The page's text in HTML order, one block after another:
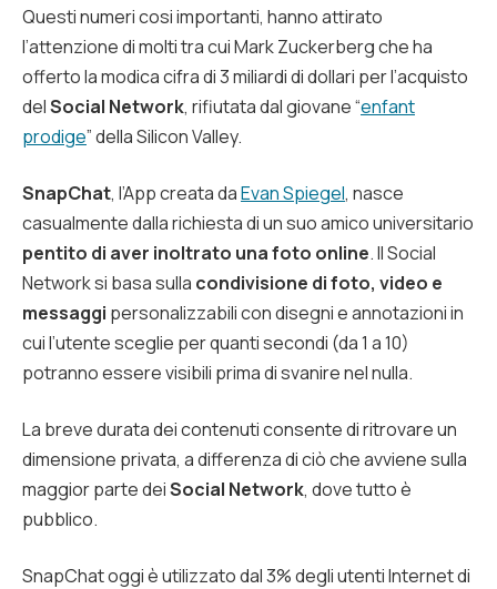
Questi numeri cosi importanti, hanno attirato
l’attenzione di molti tra cui Mark Zuckerberg che ha
offerto la modica cifra di 3 miliardi di dollari per l’acquisto
delSocial Network, rifiutata dal giovane “enfant
prodige” della Silicon Valley.
SnapChat, l’App creata daEvan Spiegel, nasce
casualmente dalla richiesta di un suo amico universitario
pentito di aver inoltrato una foto online. Il Social
Network si basa sulla condivisione di foto, video e
messaggi personalizzabili con disegni e annotazioni in
cui l’utente sceglie per quanti secondi (da 1 a 10)
potranno essere visibili prima di svanire nel nulla.
La breve durata dei contenuti consente di ritrovare un
dimensione privata, a differenza di ciò che avviene sulla
maggior parte deiSocial Network, dove tutto è
pubblico.
SnapChat oggi è utilizzato dal 3% degli utenti Internet di